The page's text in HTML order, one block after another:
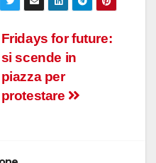
Fridays for future:
si scende in
piazza per
protestare